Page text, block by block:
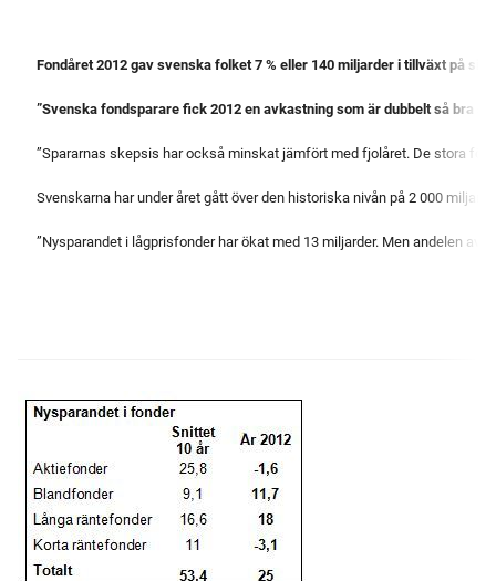
Fondåret 2012 gav svenska folket 7 % eller 140 miljarder i tillväxt på
”Svenska fondsparare fick 2012 en avkastning som är dubbelt så bra
”Spararnas skepsis har också minskat jämfört med fjolåret. De stora
Svenskarna har under året gått över den historiska nivån på 2 000
”Nysparandet i lågprisfonder har ökat med 13 miljarder. Men andelen